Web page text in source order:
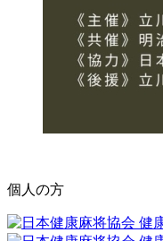
個人の方